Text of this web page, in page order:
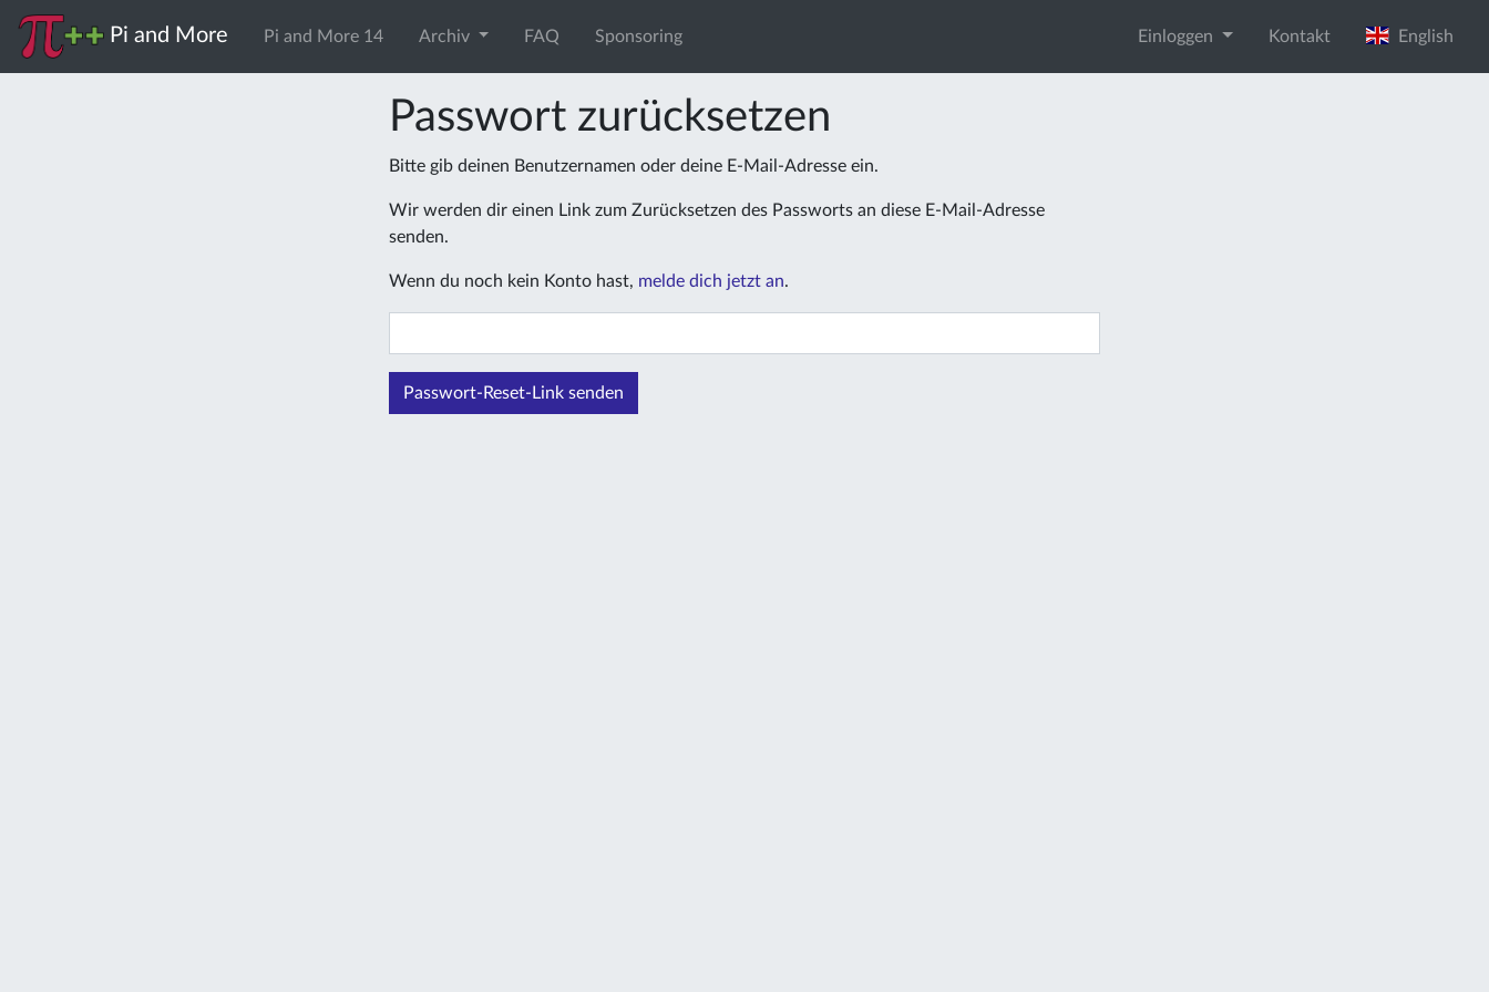
Pi and More Pi and More 14 Archiv FAQ Sponsoring Einloggen Kontakt English
Passwort zurücksetzen
Bitte gib deinen Benutzernamen oder deine E-Mail-Adresse ein.
Wir werden dir einen Link zum Zurücksetzen des Passworts an diese E-Mail-Adresse
senden.
Wenn du noch kein Konto hast, melde dich jetzt an.